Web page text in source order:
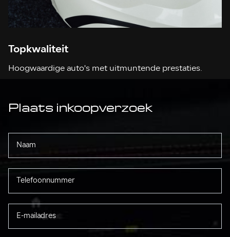
Topkwaliteit
Hoogwaardige auto's met uitmuntende prestaties.
Plaats inkoopverzoek